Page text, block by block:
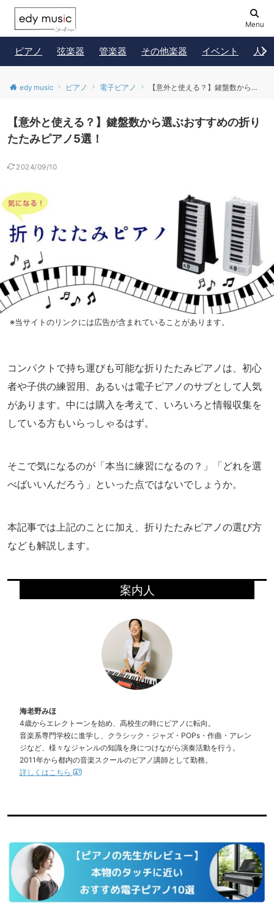
Menu
ピアノ 弦楽器 管楽器 その他楽器 イベント 人物
edy music ピアノ 電子ピアノ 【意外と使える？】鍵盤数から選ぶおすすめの折りたたみピアノ5選！
【意外と使える？】鍵盤数から選ぶおすすめの折り
たたみピアノ5選！
2024/09/10
※当サイトのリンクには広告が含まれていることがあります。
コンパクトで持ち運びも可能な折りたたみピアノは、初心
者や子供の練習用、あるいは電子ピアノのサブとして人気
があります。中には購入を考えて、いろいろと情報収集を
している方もいらっしゃるはず。
そこで気になるのが「本当に練習になるの？」「どれを選
べばいいんだろう」といった点ではないでしょうか。
本記事では上記のことに加え、折りたたみピアノの選び方
なども解説します。
案内人
海老野みほ
4歳からエレクトーンを始め、高校生の時にピアノに転向。
音楽系専門学校に進学し、クラシック・ジャズ・POPs・作曲・アレン
ジなど、様々なジャンルの知識を身につけながら演奏活動を行う。
2011年から都内の音楽スクールのピアノ講師として勤務。
詳しくはこちら